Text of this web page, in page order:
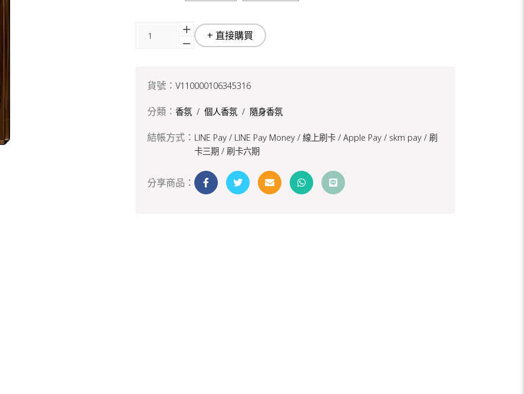
+ 直接購買
貨號： V110000106345316
分類： 香氛 / 個人香氛 / 隨身香氛
結帳方式： LINE Pay / LINE Pay Money / 線上刷卡 / Apple Pay / skm pay / 刷
卡三期 / 刷卡六期
分享商品：